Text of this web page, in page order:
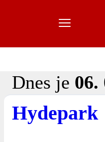
Dnes je 06.
Hydepark